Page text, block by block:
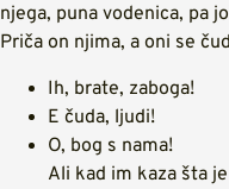
njega, puna vodenica, pa
Priča on njima, a oni se
Ih, brate, zaboga!
E čuda, ljudi!
O, bog s nama!
Ali kad im kaza šta